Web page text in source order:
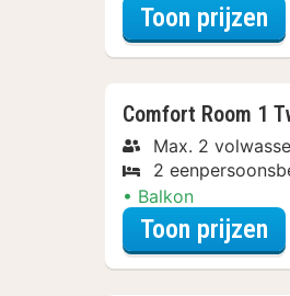
Toon prijzen
Comfort Room 1
Max. 2
2
Balkon
Toon prijzen